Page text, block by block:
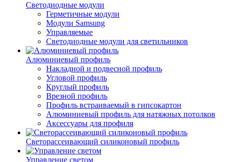
Светодиодные модули
Герметичные модули
Модули Samsung
Управляемые
Светодиодные модули для светильников
Алюминиевый профиль
Накладной и подвесной профиль
Угловой профиль
Круглый профиль
Врезной профиль
Профиль встраиваемый в гипсокартон
Алюминиевый профиль для натяжных потолков
Аксессуары для профиля
Светорассеивающий силиконовый профиль
Управление светом